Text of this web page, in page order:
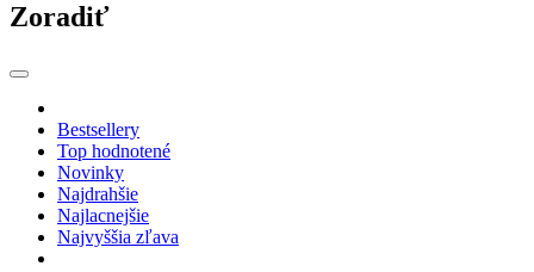
Zoradiť
Bestsellery
Top hodnotené
Novinky
Najdrahšie
Najlacnejšie
Najvyššia zľava